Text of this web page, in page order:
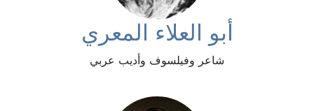
أبو العلاء المعري
شاعر وفيلسوف وأديب عربي